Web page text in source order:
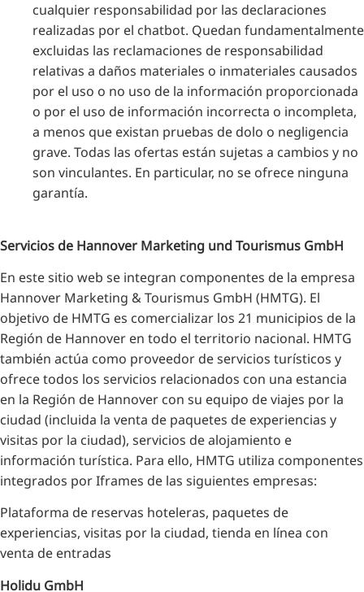
cualquier responsabilidad por las declaraciones
realizadas por el chatbot. Quedan fundamentalmente
excluidas las reclamaciones de responsabilidad
relativas a daños materiales o inmateriales causados
por el uso o no uso de la información proporcionada
o por el uso de información incorrecta o incompleta,
a menos que existan pruebas de dolo o negligencia
grave. Todas las ofertas están sujetas a cambios y no
son vinculantes. En particular, no se ofrece ninguna
garantía.
Servicios de Hannover Marketing und Tourismus GmbH
En este sitio web se integran componentes de la empresa
Hannover Marketing & Tourismus GmbH (HMTG). El
objetivo de HMTG es comercializar los 21 municipios de la
Región de Hannover en todo el territorio nacional. HMTG
también actúa como proveedor de servicios turísticos y
ofrece todos los servicios relacionados con una estancia
en la Región de Hannover con su equipo de viajes por la
ciudad (incluida la venta de paquetes de experiencias y
visitas por la ciudad), servicios de alojamiento e
información turística. Para ello, HMTG utiliza componentes
integrados por Iframes de las siguientes empresas:
Plataforma de reservas hoteleras, paquetes de
experiencias, visitas por la ciudad, tienda en línea con
venta de entradas
Holidu GmbH